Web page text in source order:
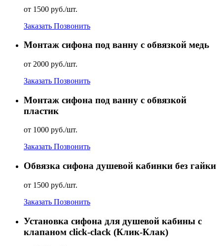
от 1500 руб./шт.
Заказать Позвонить
Монтаж сифона под ванну с обвязкой медь
от 2000 руб./шт.
Заказать Позвонить
Монтаж сифона под ванну с обвязкой
пластик
от 1000 руб./шт.
Заказать Позвонить
Обвязка сифона душевой кабинки без гайки
от 1500 руб./шт.
Заказать Позвонить
Установка сифона для душевой кабины с
клапаном click-clack (Клик-Клак)